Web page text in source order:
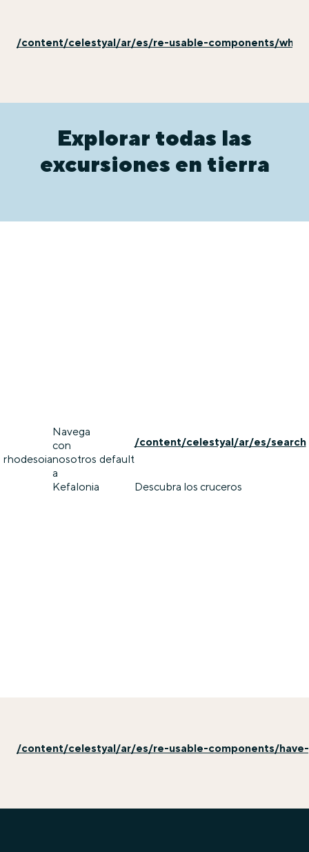
/content/celestyal/ar/es/re-usable-components/why-
Explorar todas las
excursiones en tierra
rhodesoia
Navega
con
nosotros
a
Kefalonia
default
/content/celestyal/ar/es/search
Descubra los cruceros
/content/celestyal/ar/es/re-usable-components/